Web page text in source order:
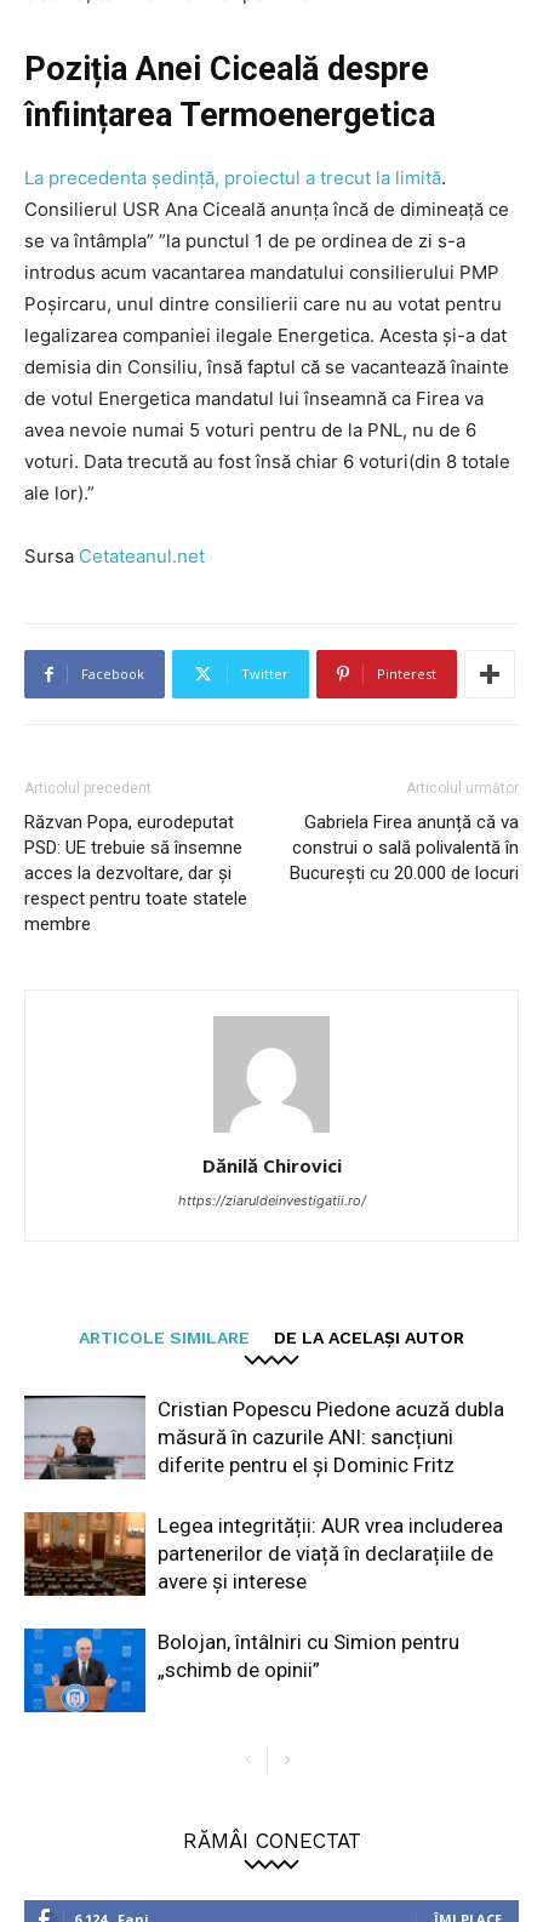
Poziția Anei Ciceală despre
înființarea Termoenergetica
La precedenta şedinţă, proiectul a trecut la limită.
Consilierul USR Ana Ciceală anunţa încă de dimineaţă ce
se va întâmpla” ”la punctul 1 de pe ordinea de zi s-a
introdus acum vacantarea mandatului consilierului PMP
Poșircaru, unul dintre consilierii care nu au votat pentru
legalizarea companiei ilegale Energetica. Acesta și-a dat
demisia din Consiliu, însă faptul că se vacantează înainte
de votul Energetica mandatul lui înseamnă ca Firea va
avea nevoie numai 5 voturi pentru de la PNL, nu de 6
voturi. Data trecută au fost însă chiar 6 voturi(din 8 totale
ale lor).”
Sursa Cetateanul.net
Facebook Twitter Pinterest
Articolul precedent
Răzvan Popa, eurodeputat
PSD: UE trebuie să însemne
acces la dezvoltare, dar și
respect pentru toate statele
membre
Articolul următor
Gabriela Firea anunță că va
construi o sală polivalentă în
București cu 20.000 de locuri
Dănilă Chirovici
https://ziaruldeinvestigatii.ro/
ARTICOLE SIMILARE DE LA ACELAȘI AUTOR
Cristian Popescu Piedone acuză dubla
măsură în cazurile ANI: sancțiuni
diferite pentru el și Dominic Fritz
Legea integrității: AUR vrea includerea
partenerilor de viață în declarațiile de
avere și interese
Bolojan, întâlniri cu Simion pentru
„schimb de opinii”
RĂMÂI CONECTAT